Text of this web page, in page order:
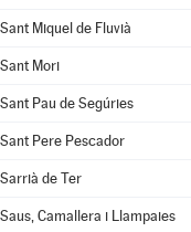
Sant Miquel de Fluvià
Sant Mori
Sant Pau de Segúries
Sant Pere Pescador
Sarrià de Ter
Saus, Camallera i Llampaies